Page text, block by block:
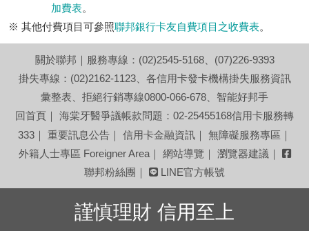
加費表。
※ 其他付費項目可參照聯邦銀行卡友自費項目之收費表。
回首頁